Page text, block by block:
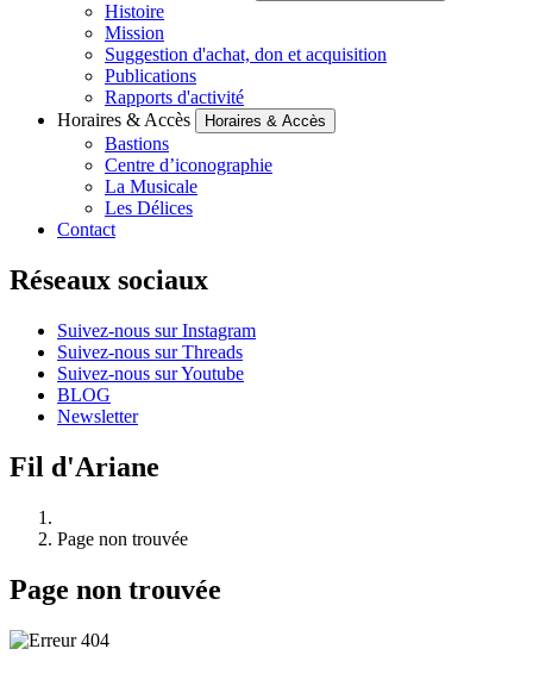
Histoire
Mission
Suggestion d'achat, don et acquisition
Publications
Rapports d'activité
Horaires & Accès
Horaires & Accès
Bastions
Centre d’iconographie
La Musicale
Les Délices
Contact
Réseaux sociaux
Suivez-nous sur Instagram
Suivez-nous sur Threads
Suivez-nous sur Youtube
BLOG
Newsletter
Fil d'Ariane
Page non trouvée
Page non trouvée